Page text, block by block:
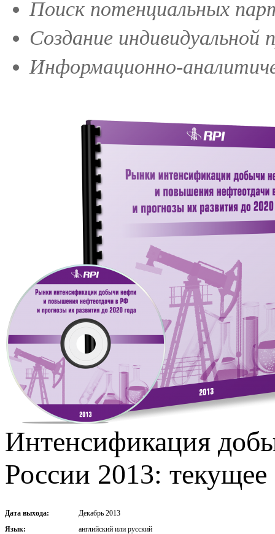
Поиск потенциальных
Создание индивидуальной
Информационно-
Интенсификация
России 2013: текущее
Дата выхода:
Декабрь 2013
Язык:
английский или русский